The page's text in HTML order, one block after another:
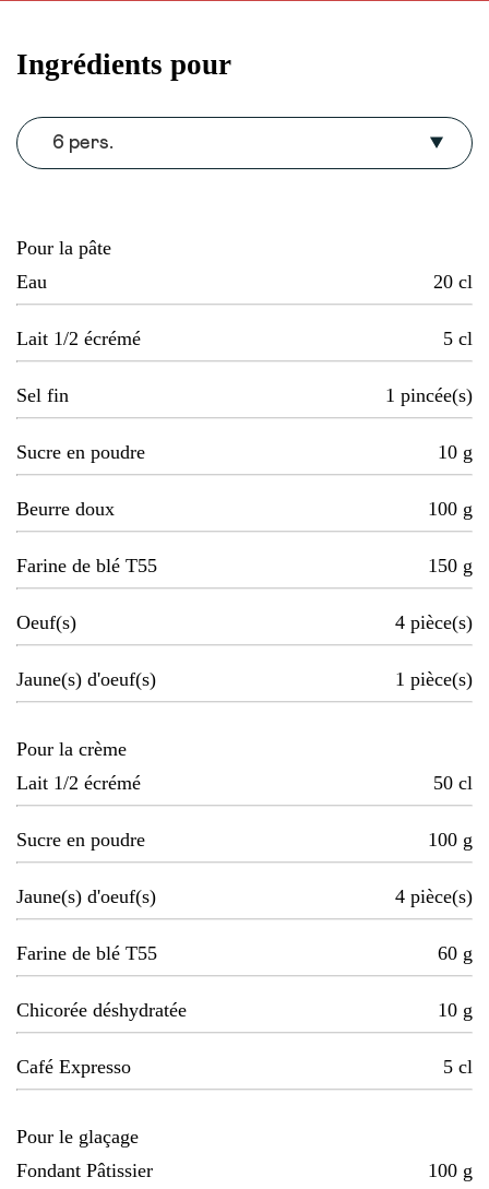
Ingrédients pour
6 pers.
Pour la pâte
Eau
20 cl
Lait 1/2 écrémé 5 cl
Sel fin 1 pincée(s)
Sucre en poudre 10 g
Beurre doux 100 g
Farine de blé T55 150 g
Oeuf(s) 4 pièce(s)
Jaune(s) d'oeuf(s) 1 pièce(s)
Pour la crème
Lait 1/2 écrémé
50 cl
Sucre en poudre 100 g
Jaune(s) d'oeuf(s) 4 pièce(s)
Farine de blé T55 60 g
Chicorée déshydratée 10 g
Café Expresso 5 cl
Pour le glaçage
Fondant Pâtissier
100 g